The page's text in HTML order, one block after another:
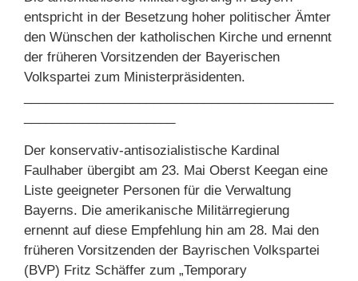
entspricht in der Besetzung hoher politischer Ämter
den Wünschen der katholischen Kirche und ernennt
der früheren Vorsitzenden der Bayerischen
Volkspartei zum Ministerpräsidenten.
Der konservativ-antisozialistische Kardinal
Faulhaber übergibt am 23. Mai Oberst Keegan eine
Liste geeigneter Personen für die Verwaltung
Bayerns. Die amerikanische Militärregierung
ernennt auf diese Empfehlung hin am 28. Mai den
früheren Vorsitzenden der Bayrischen Volkspartei
(BVP) Fritz Schäffer zum „Temporary